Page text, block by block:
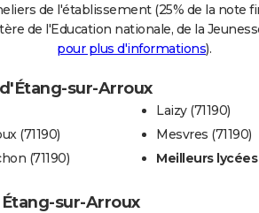
de l'établissement (25% de la note
de l'Education nationale, de la
pour plus d'informations).
sur-Arroux
(71190)
(71190)
Laizy (71190)
Mesvres (71190)
Meilleurs
sur-Arroux